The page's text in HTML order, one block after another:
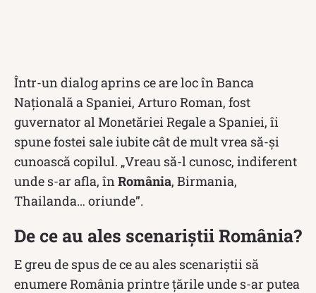
Într-un dialog aprins ce are loc în Banca
Națională a Spaniei, Arturo Roman, fost
guvernator al Monetăriei Regale a Spaniei, îi
spune fostei sale iubite cât de mult vrea să-și
cunoască copilul. „Vreau să-l cunosc, indiferent
unde s-ar afla, în România, Birmania,
Thailanda… oriunde”.
De ce au ales scenariștii România?
E greu de spus de ce au ales scenariștii să
enumere România printre țările unde s-ar putea